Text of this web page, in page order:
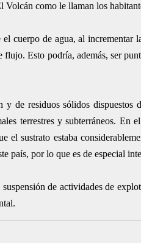
como le llaman los
cuerpo de agua, al
Esto podría, además, ser
y de residuos sólidos
terrestres y subterráneos.
el sustrato estaba
país, por lo que es de especial
de actividades de